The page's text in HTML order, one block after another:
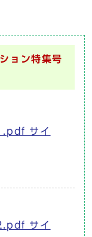
ョン特集号
サイ
サイ